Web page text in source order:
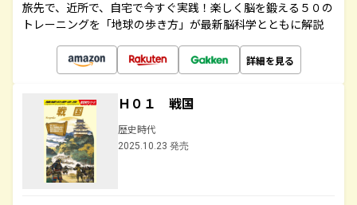
旅先で、近所で、自宅で今すぐ実践！楽しく脳を鍛える５０の
トレーニングを「地球の歩き方」が最新脳科学とともに解説
詳細を見る
Ｈ０１ 戦国
歴史時代
2025.10.23 発売